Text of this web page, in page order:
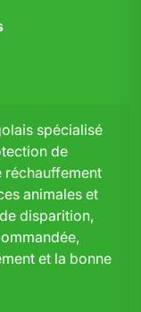
spécialisé
de
réchauffement
animales et
disparition,
et la bonne